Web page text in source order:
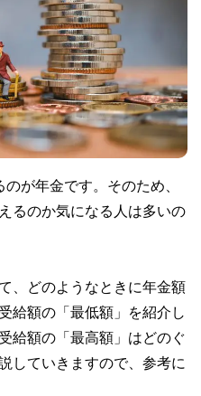
が年金です。そのため、
るのか気になる人は多いの
、どのようなときに年金額
給額の「最低額」を紹介し
給額の「最高額」はどのぐ
していきますので、参考に